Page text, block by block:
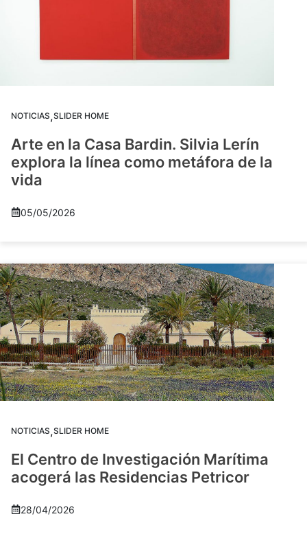
NOTICIAS,SLIDER HOME
Arte en la Casa Bardin. Silvia Lerín
explora la línea como metáfora de la
vida
05/05/2026
NOTICIAS,SLIDER HOME
El Centro de Investigación Marítima
acogerá las Residencias Petricor
28/04/2026